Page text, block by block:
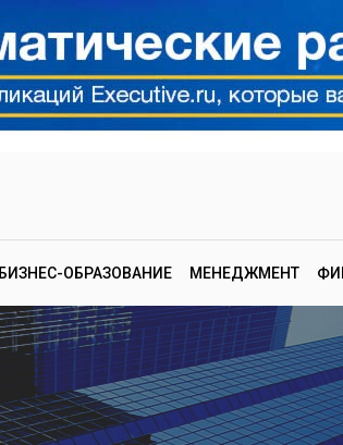
БИЗНЕС-ОБРАЗОВАНИЕ МЕНЕДЖМЕНТ